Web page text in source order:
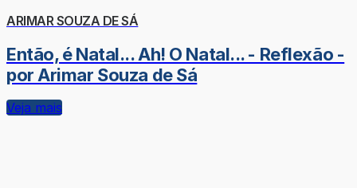
ARIMAR SOUZA DE SÁ
Então, é Natal... Ah! O Natal... - Reflexão -
por Arimar Souza de Sá
Veja mais